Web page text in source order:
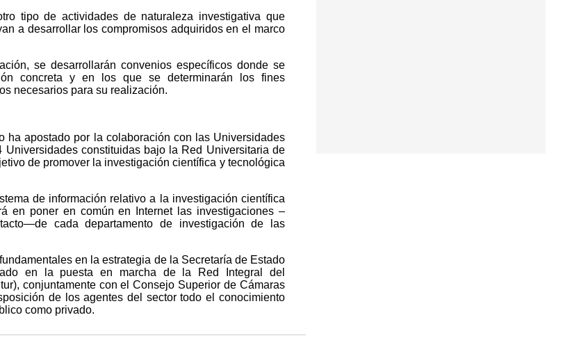
tipo de actividades de naturaleza investigativa que
a desarrollar los compromisos adquiridos en el marco
se desarrollarán convenios específicos donde se
concreta y en los que se determinarán los fines
necesarios para su realización.
ha apostado por la colaboración con las Universidades
constituidas bajo la Red Universitaria de
de promover la investigación científica y tecnológica
de información relativo a la investigación científica
en poner en común en Internet las investigaciones –
cada departamento de investigación de las
en la estrategia de la Secretaría de Estado
en la puesta en marcha de la Red Integral del
conjuntamente con el Consejo Superior de Cámaras
de los agentes del sector todo el conocimiento
como privado.